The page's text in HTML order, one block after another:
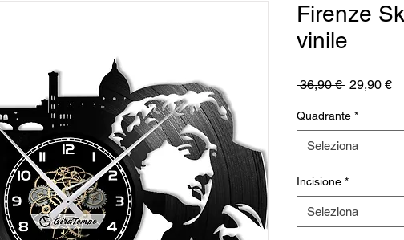
Firenze
vinile
36,90 € Prezzo
29,90 €
Quadrante *
Seleziona
Incisione *
Seleziona